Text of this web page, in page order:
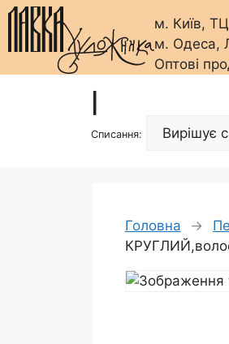
м. Київ,
м. Одеса,
Оптові
Списання:
Головна →